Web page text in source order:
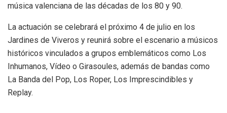
música valenciana de las décadas de los 80 y 90.
La actuación se celebrará el próximo 4 de julio en los
Jardines de Viveros y reunirá sobre el escenario a músicos
históricos vinculados a grupos emblemáticos como Los
Inhumanos, Vídeo o Girasoules, además de bandas como
La Banda del Pop, Los Roper, Los Imprescindibles y
Replay.